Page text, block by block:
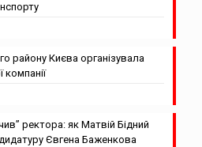
району Києва організувала
компанії
ректора: як Матвій Бідний
Євгена Баженкова